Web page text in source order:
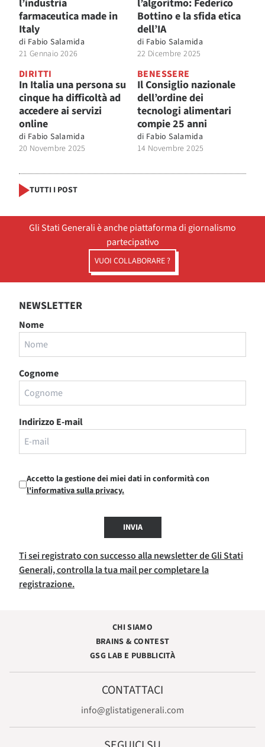
l’industria
farmaceutica made in
Italy
di Fabio Salamida
21 Gennaio 2026
l’algoritmo: Federico
Bottino e la sfida etica
dell’IA
di Fabio Salamida
22 Dicembre 2025
DIRITTI
In Italia una persona su
cinque ha difficoltà ad
accedere ai servizi
online
di Fabio Salamida
20 Novembre 2025
BENESSERE
Il Consiglio nazionale
dell’ordine dei
tecnologi alimentari
compie 25 anni
di Fabio Salamida
14 Novembre 2025
TUTTI I POST
Gli Stati Generali è anche piattaforma di giornalismo
partecipativo
VUOI COLLABORARE ?
NEWSLETTER
Nome
Cognome
Indirizzo E-mail
Accetto la gestione dei miei dati in conformità con
l'informativa sulla privacy.
INVIA
Ti sei registrato con successo alla newsletter de Gli Stati
Generali, controlla la tua mail per completare la
registrazione.
CHI SIAMO
BRAINS & CONTEST
GSG LAB E PUBBLICITÀ
CONTATTACI
info@glistatigenerali.com